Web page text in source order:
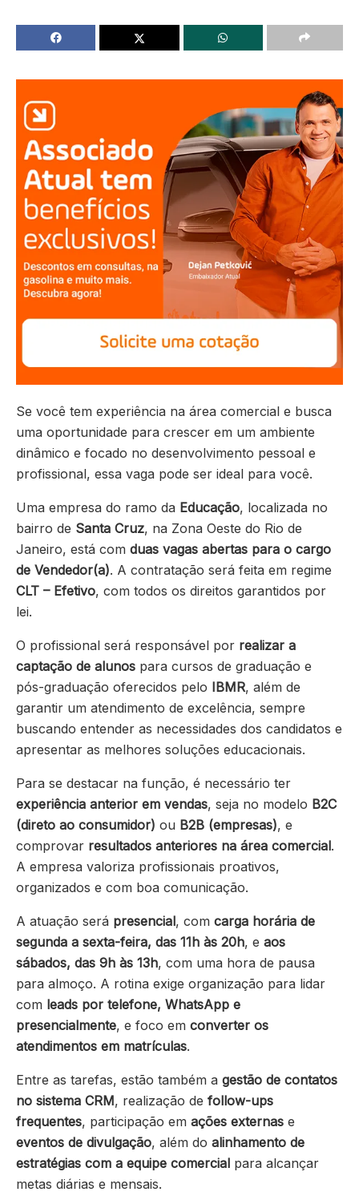
Se você tem experiência na área comercial e busca
uma oportunidade para crescer em um ambiente
dinâmico e focado no desenvolvimento pessoal e
profissional, essa vaga pode ser ideal para você.
Uma empresa do ramo da Educação, localizada no
bairro de Santa Cruz, na Zona Oeste do Rio de
Janeiro, está com duas vagas abertas para o cargo
de Vendedor(a). A contratação será feita em regime
CLT – Efetivo, com todos os direitos garantidos por
lei.
O profissional será responsável por realizar a
captação de alunos para cursos de graduação e
pós-graduação oferecidos pelo IBMR, além de
garantir um atendimento de excelência, sempre
buscando entender as necessidades dos candidatos e
apresentar as melhores soluções educacionais.
Para se destacar na função, é necessário ter
experiência anterior em vendas, seja no modelo B2C
(direto ao consumidor) ou B2B (empresas), e
comprovar resultados anteriores na área comercial.
A empresa valoriza profissionais proativos,
organizados e com boa comunicação.
A atuação será presencial, com carga horária de
segunda a sexta-feira, das 11h às 20h, e aos
sábados, das 9h às 13h, com uma hora de pausa
para almoço. A rotina exige organização para lidar
com leads por telefone, WhatsApp e
presencialmente, e foco em converter os
atendimentos em matrículas.
Entre as tarefas, estão também a gestão de contatos
no sistema CRM, realização de follow-ups
frequentes, participação em ações externas e
eventos de divulgação, além do alinhamento de
estratégias com a equipe comercial para alcançar
metas diárias e mensais.